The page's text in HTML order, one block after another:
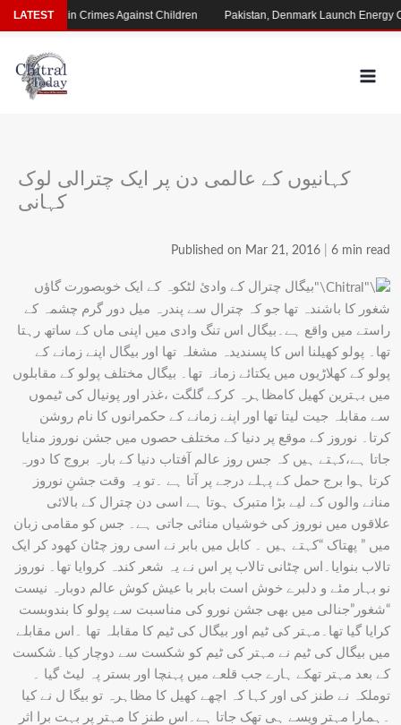
Skip
to
content
کہانیوں کے عالمی دن پر ایک چترالی لوک
کہانی
Published on Mar 21, 2016 6 min read
بیگال چترال کے وادیٔ لٹکوہ کے ایک خوبصورت گاؤں
شغور کا باشندہ تھا جو کہ چترال سے پندرہ میل دور گرم چشمہ کے
راستے میں واقع ہے۔بیگال اس تنگ وادی میں اپنی ماں کے ساتھ رہتا
تھا۔ پولو کھیلنا اس کا پسندیدہ مشغلہ تھا اور بیگال اپنے زمانے کے
پولو کے کھلاڑیوں میں یکتائے زمانہ تھا۔ بیگال مختلف پولو کے مقابلوں
میں بہترین کھیل کامظاہرہ کرکے گلگت ،غذر اور پونیال کی ٹیموں
سے مقابلہ جیت لیتا تھا اور اپنے زمانے کے حکمرانوں کا نام روشن
کرتا۔ نوروز کے موقع پر دنیا کے مختلف حصوں میں جشن نوروز منایا
جاتا ہے،کہتے ہیں کہ جس روز عالم آفتاب دنیا کے بارہ بروج کا دورہ
کرتا ہوا برج حمل کے پہلے درجے پر آتا ہے ۔تو یہ وقت جشنِ نوروز
منانے والوں کے لیے بڑا متبرک ہوتا ہے اسی دن چترال کے بالائی
علاقوں میں نوروز کی خوشیاں منائی جاتی ہے۔ جس کو مقامی زبان
میں ” پھتاک “کہتے ہیں ۔ کابل میں بابر نے اسی روز چٹان کھود کر ایک
تالاب بنوایا۔اس چٹانی تالاب پر اس نے یہ شعر کندہ کروایا تھا۔ نوروز
نو بہار مئے و دلبرے خوش است بابر با عیش کوش عالم دوبارہ نیست
“شغور”جنالی میں بھی جشن نورو کی مناسبت سے پولو کا بندوبست
کرایا گیا تھا۔مہتر کی ٹیم اور بیگال کی ٹیم کا مقابلہ تھا ۔اس مقابلے
میں بیگال کی ٹیم نے مہتر کی ٹیم کو شکست سے دوچار کیا۔شکست
کے بعد مہتر تھکے ہارے جب قلعے میں پہنچا اور بستر پہ لیٹ گیا ۔
توملکہ نے طنز کی اور کہا کہ اچھے کھیل کا مظاہرہ تو بیگا ل نے کیا
۔ہمارا مہتر ویسے ہی تھک جاتا ہے۔اس طنز کا مہتر پر بہت برا اثر
LATEST
Rise in Crimes Against Children Pakistan, Denmark Launch Energy